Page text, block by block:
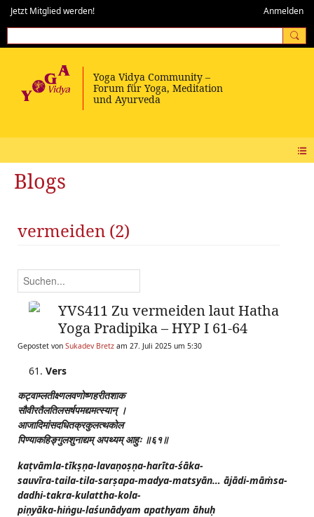
Jetzt Mitglied werden! Anmelden
Blogs
vermeiden (2)
YVS411 Zu vermeiden laut Hatha
Yoga Pradipika – HYP I 61-64
Gepostet von Sukadev Bretz am 27. Juli 2025 um 5:30
Vers
कट्वाम्लतीक्ष्णलवणोष्णहरीतशाक
सौवीरतैलतिलसर्षपमद्यमत्स्यान् ।
आजादिमांसदधितक्रकुलत्थकोल
पिण्याकहिङ्गुलशुनाद्यम् अपथ्यम् आहुः ॥६१॥
kaṭvāmla-tīkṣṇa-lavaṇoṣṇa-harīta-śāka-
sauvīra-taila-tila-sarṣapa-madya-matsyān… ājādi-māṁsa-
dadhi-takra-kulattha-kola-
piṇyāka-hiṅgu-laśunādyam apathyam āhuḥ